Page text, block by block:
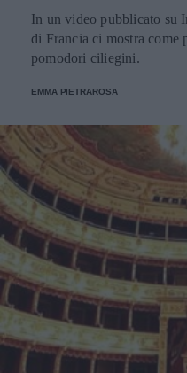
In un video pubblicato su
di Francia ci mostra come
pomodori ciliegini.
EMMA PIETRAROSA